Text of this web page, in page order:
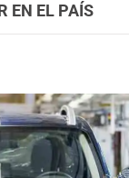
EN EL PAÍS